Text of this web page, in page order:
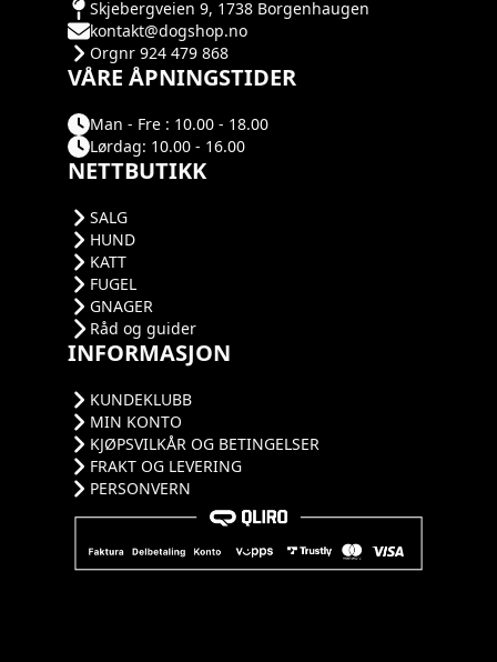
Skjebergveien 9, 1738 Borgenhaugen
kontakt@dogshop.no
Orgnr 924 479 868
VÅRE ÅPNINGSTIDER
Man - Fre : 10.00 - 18.00
Lørdag: 10.00 - 16.00
NETTBUTIKK
SALG
HUND
KATT
FUGEL
GNAGER
Råd og guider
INFORMASJON
KUNDEKLUBB
MIN KONTO
KJØPSVILKÅR OG BETINGELSER
FRAKT OG LEVERING
PERSONVERN